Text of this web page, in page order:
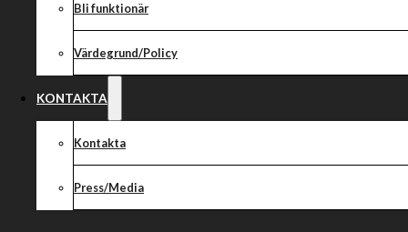
Bli funktionär
Värdegrund/Policy
KONTAKTA
Kontakta
Press/Media